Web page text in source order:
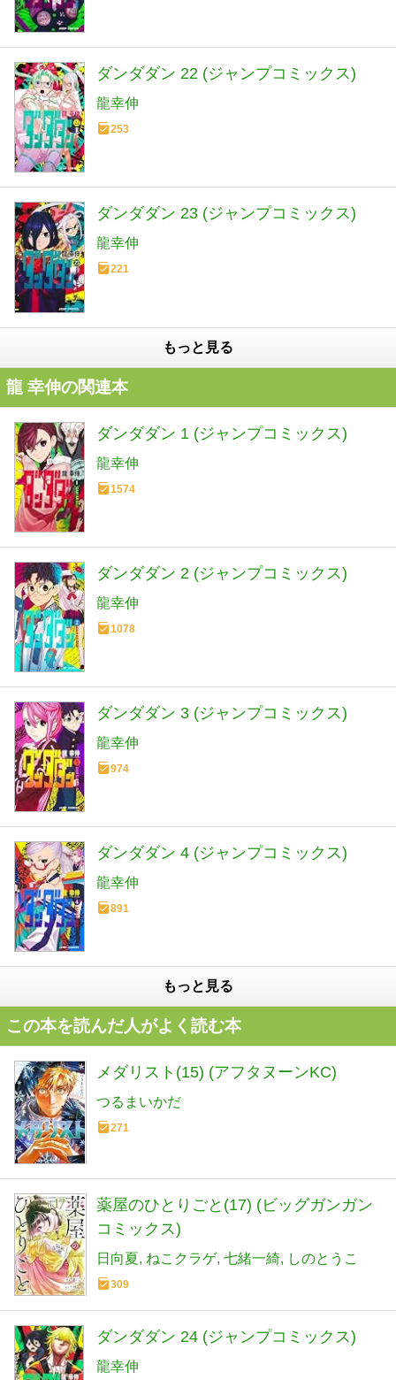
ダンダダン 22 (ジャンプコミックス)
龍幸伸
253
ダンダダン 23 (ジャンプコミックス)
龍幸伸
221
もっと見る
龍 幸伸の関連本
ダンダダン 1 (ジャンプコミックス)
龍幸伸
1574
ダンダダン 2 (ジャンプコミックス)
龍幸伸
1078
ダンダダン 3 (ジャンプコミックス)
龍幸伸
974
ダンダダン 4 (ジャンプコミックス)
龍幸伸
891
もっと見る
この本を読んだ人がよく読む本
メダリスト(15) (アフタヌーンKC)
つるまいかだ
271
薬屋のひとりごと(17) (ビッグガンガン
コミックス)
日向夏 ねこクラゲ 七緒一綺 しのとうこ
309
ダンダダン 24 (ジャンプコミックス)
龍幸伸